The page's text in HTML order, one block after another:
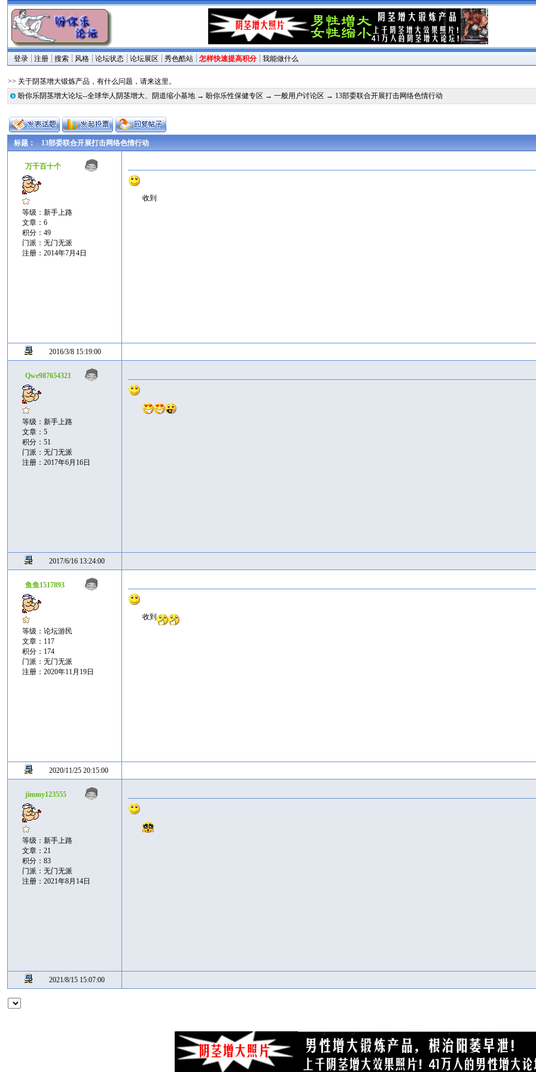
登录 注册 搜索 风格 论坛状态 论坛展区 秀色酷站 怎样快速提高积分 我能做什么
>> 关于阴茎增大锻炼产品，有什么问题，请来这里。
盼你乐阴茎增大论坛--全球华人阴茎增大、阴道缩小基地 → 盼你乐性保健专区 →一般用户讨论区 → 13部委联合开展打击网络色情行动
标题： 13部委联合开展打击网络色情行动
万千百十个
等级：新手上路
文章：6
积分：49
门派：无门无派
注册：2014年7月4日
收到
2016/3/8 15:19:00
Qwe987654321
等级：新手上路
文章：5
积分：51
门派：无门无派
注册：2017年6月16日
2017/6/16 13:24:00
鱼鱼1517893
等级：论坛游民
文章：117
积分：174
门派：无门无派
注册：2020年11月19日
收到
2020/11/25 20:15:00
jimmy123555
等级：新手上路
文章：21
积分：83
门派：无门无派
注册：2021年8月14日
2021/8/15 15:07:00